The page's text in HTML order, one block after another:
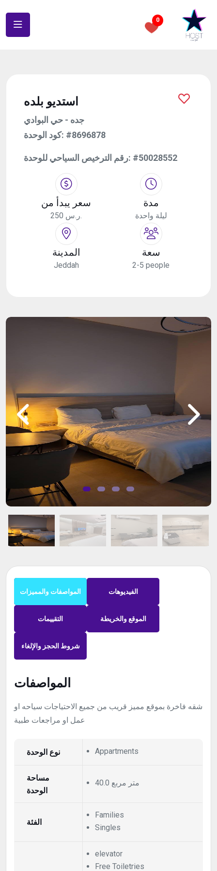
0
استديو بلده
جده - حي البوادي
كود الوحدة: #8696878
رقم الترخيص السياحي للوحدة: #50028552
سعر يبدأ من
250 ر.س.
مدة
ليلة واحدة
المدينة
Jeddah
سعة
2-5 people
المواصفات والمميزات الفيديوهات
التقييمات الموقع والخريطة
شروط الحجز والإلغاء
المواصفات
شقه فاخرة بموقع مميز قريب من جميع الاحتياجات سياحه او
عمل او مراجعات طبية
نوع الوحدة Appartments
مساحة
الوحدة
40.0 متر مربع
الفئة
Families
Singles
elevator
Free Toiletries